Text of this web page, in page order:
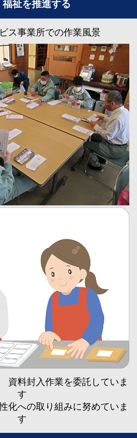
福祉を推進する
ス事業所での作業風景
料封入作業を委託していま
す
化への取り組みに努めていま
す